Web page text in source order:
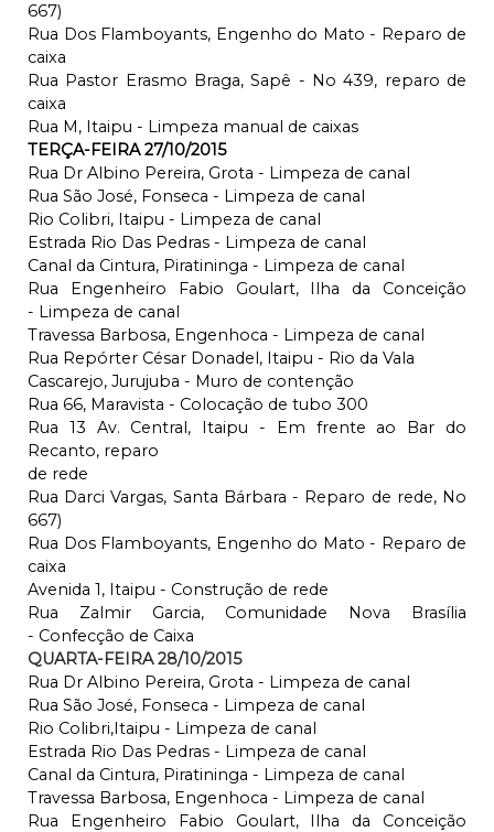
667)
Rua Dos Flamboyants, Engenho do Mato - Reparo de
caixa
Rua Pastor Erasmo Braga, Sapê - No 439, reparo de
caixa
Rua M, Itaipu - Limpeza manual de caixas
TERÇA-FEIRA 27/10/2015
Rua Dr Albino Pereira, Grota - Limpeza de canal
Rua São José, Fonseca - Limpeza de canal
Rio Colibri, Itaipu - Limpeza de canal
Estrada Rio Das Pedras - Limpeza de canal
Canal da Cintura, Piratininga - Limpeza de canal
Rua Engenheiro Fabio Goulart, Ilha da Conceição
- Limpeza de canal
Travessa Barbosa, Engenhoca - Limpeza de canal
Rua Repórter César Donadel, Itaipu - Rio da Vala
Cascarejo, Jurujuba - Muro de contenção
Rua 66, Maravista - Colocação de tubo 300
Rua 13 Av. Central, Itaipu - Em frente ao Bar do
Recanto, reparo
de rede
Rua Darci Vargas, Santa Bárbara - Reparo de rede, No
667)
Rua Dos Flamboyants, Engenho do Mato - Reparo de
caixa
Avenida 1, Itaipu - Construção de rede
Rua Zalmir Garcia, Comunidade Nova Brasília
- Confecção de Caixa
QUARTA-FEIRA 28/10/2015
Rua Dr Albino Pereira, Grota - Limpeza de canal
Rua São José, Fonseca - Limpeza de canal
Rio Colibri,Itaipu - Limpeza de canal
Estrada Rio Das Pedras - Limpeza de canal
Canal da Cintura, Piratininga - Limpeza de canal
Travessa Barbosa, Engenhoca - Limpeza de canal
Rua Engenheiro Fabio Goulart, Ilha da Conceição